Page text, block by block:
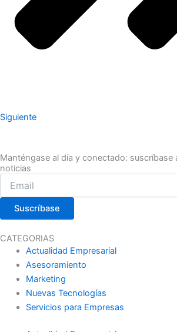
Siguiente
Manténgase al día y conectado: suscríbase
noticias
Suscríbase
CATEGORIAS
Actualidad Empresarial
Asesoramiento
Marketing
Nuevas Tecnologías
Servicios para Empresas